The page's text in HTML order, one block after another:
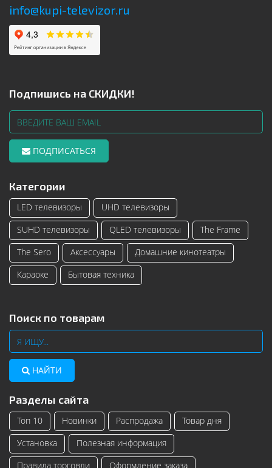
info@kupi-televizor.ru
Подпишись на СКИДКИ!
ПОДПИСАТЬСЯ
Категории
LED телевизоры
UHD телевизоры
SUHD телевизоры
QLED телевизоры
The Frame
The Sero
Аксессуары
Домашние кинотеатры
Караоке
Бытовая техника
Поиск по товарам
НАЙТИ
Разделы сайта
Топ 10 Новинки Распродажа
Товар дня
Установка
Полезная информация
Правила торговли
Оформление заказа